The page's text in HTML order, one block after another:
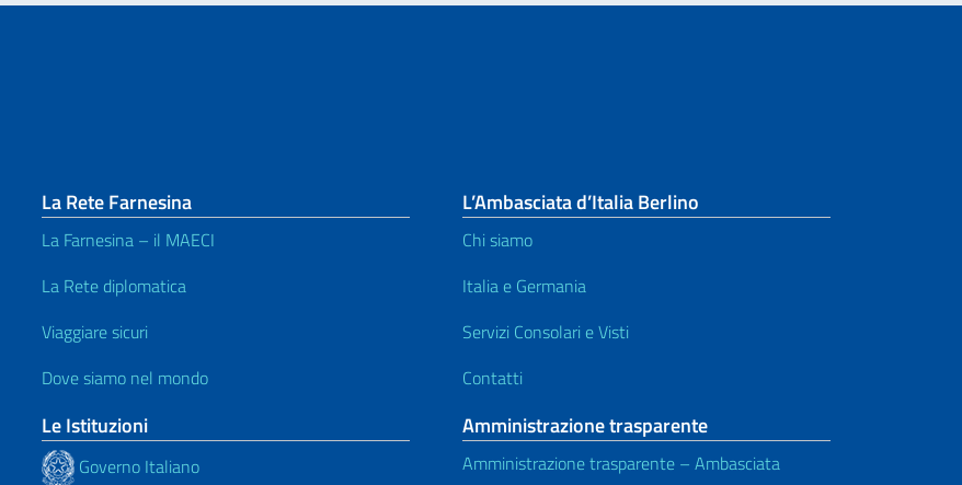
La Rete Farnesina
La Farnesina – il MAECI
La Rete diplomatica
Viaggiare sicuri
Dove siamo nel mondo
Le Istituzioni
Governo Italiano
L’Ambasciata d’Italia Berlino
Chi siamo
Italia e Germania
Servizi Consolari e Visti
Contatti
Amministrazione trasparente
Amministrazione trasparente – Ambasciata